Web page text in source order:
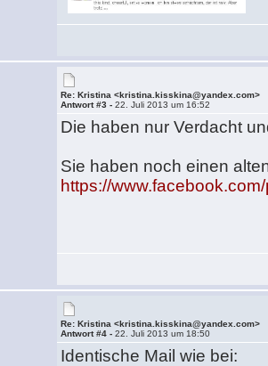
Re: Kristina <kristina.kisskina@yandex.com>
Antwort #3 -22. Juli 2013 um 16:52
Die haben nur Verdacht
Sie haben noch einen
https://
Re: Kristina <kristina.kisskina@yandex.com>
Antwort #4 -22. Juli 2013 um 18:50
Identische Mail wie bei: